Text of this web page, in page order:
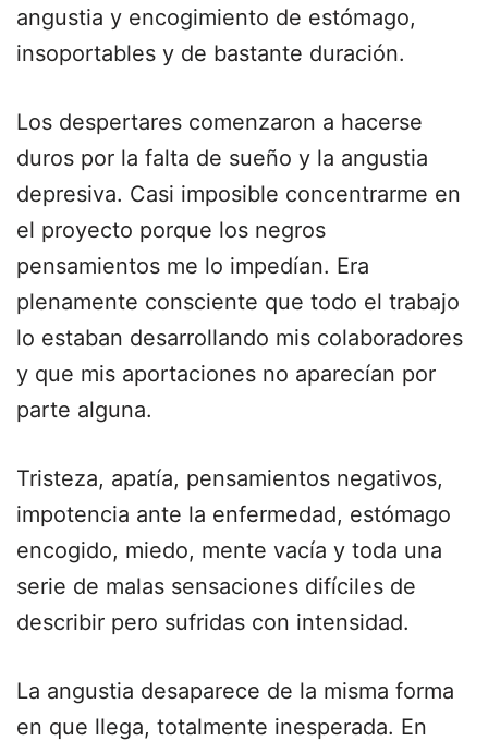
angustia y encogimiento de estómago,
insoportables y de bastante duración.
Los despertares comenzaron a hacerse
duros por la falta de sueño y la angustia
depresiva. Casi imposible concentrarme en
el proyecto porque los negros
pensamientos me lo impedían. Era
plenamente consciente que todo el trabajo
lo estaban desarrollando mis colaboradores
y que mis aportaciones no aparecían por
parte alguna.
Tristeza, apatía, pensamientos negativos,
impotencia ante la enfermedad, estómago
encogido, miedo, mente vacía y toda una
serie de malas sensaciones difíciles de
describir pero sufridas con intensidad.
La angustia desaparece de la misma forma
en que llega, totalmente inesperada. En